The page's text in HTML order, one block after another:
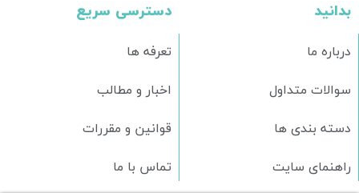
دسترسی سریع
تعرفه ها
اخبار و مطالب
قوانین و مقررات
تماس با ما
بدانید
درباره ما
سوالات متداول
دسته بندی ها
راهنمای سایت